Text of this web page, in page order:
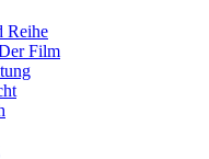
Reihe
Film